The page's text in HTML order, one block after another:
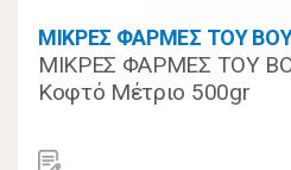
ΜΙΚΡΕΣ ΦΑΡΜΕΣ ΤΟΥ
ΜΙΚΡΕΣ ΦΑΡΜΕΣ ΤΟΥ
Κοφτό Μέτριο 500gr